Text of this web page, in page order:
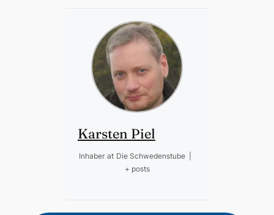
Karsten Piel
Inhaber at Die Schwedenstube
+ posts